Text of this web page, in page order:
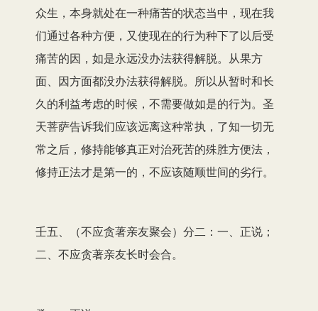
众生，本身就处在一种痛苦的状态当中，现在我
们通过各种方便，又使现在的行为种下了以后受
痛苦的因，如是永远没办法获得解脱。从果方
面、因方面都没办法获得解脱。所以从暂时和长
久的利益考虑的时候，不需要做如是的行为。圣
天菩萨告诉我们应该远离这种常执，了知一切无
常之后，修持能够真正对治死苦的殊胜方便法，
修持正法才是第一的，不应该随顺世间的劣行。
壬五、（不应贪著亲友聚会）分二：一、正说；
二、不应贪著亲友长时会合。